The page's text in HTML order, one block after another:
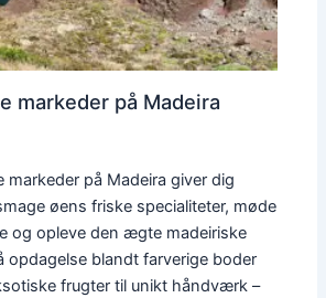
markeder på Madeira
markeder på Madeira giver dig
øens friske specialiteter, møde
og opleve den ægte madeiriske
opdagelse blandt farverige boder
frugter til unikt håndværk –